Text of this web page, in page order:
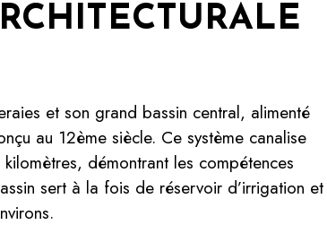
et son grand bassin central, alimenté
au 12ème siècle. Ce système canalise
démontrant les compétences
sert à la fois de réservoir d’irrigation et